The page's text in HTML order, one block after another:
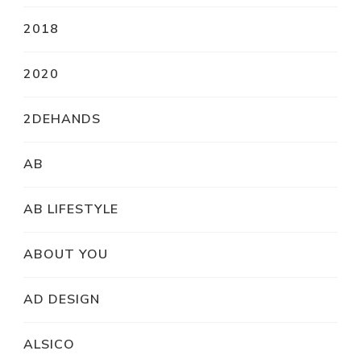
2018
2020
2DEHANDS
AB
AB LIFESTYLE
ABOUT YOU
AD DESIGN
ALSICO